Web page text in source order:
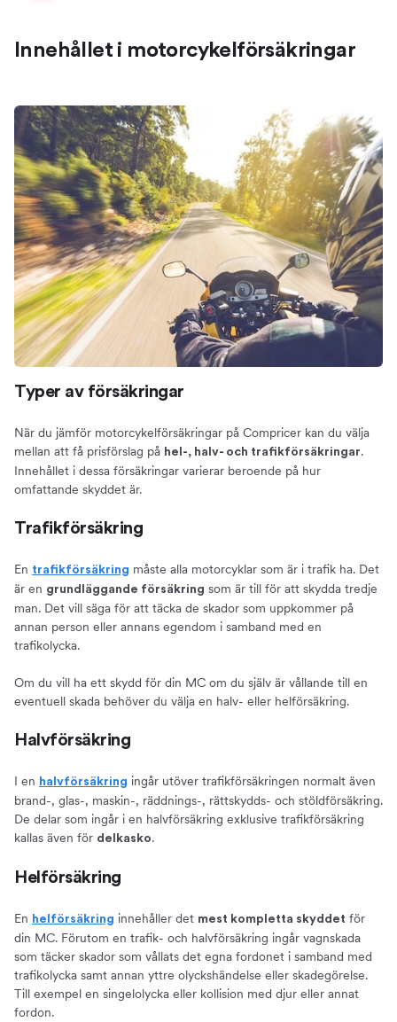
Innehållet i motorcykelförsäkringar
Typer av försäkringar
När du jämför motorcykelförsäkringar på Compricer kan du välja
mellan att få prisförslag på hel-, halv- och trafikförsäkringar.
Innehållet i dessa försäkringar varierar beroende på hur
omfattande skyddet är.
Trafikförsäkring
En trafikförsäkring måste alla motorcyklar som är i trafik ha. Det
är en grundläggande försäkring som är till för att skydda tredje
man. Det vill säga för att täcka de skador som uppkommer på
annan person eller annans egendom i samband med en
trafikolycka.
Om du vill ha ett skydd för din MC om du själv är vållande till en
eventuell skada behöver du välja en halv- eller helförsäkring.
Halvförsäkring
I en halvförsäkring ingår utöver trafikförsäkringen normalt även
brand-, glas-, maskin-, räddnings-, rättskydds- och stöldförsäkring.
De delar som ingår i en halvförsäkring exklusive trafikförsäkring
kallas även för delkasko.
Helförsäkring
En helförsäkring innehåller det mest kompletta skyddet för
din MC. Förutom en trafik- och halvförsäkring ingår vagnskada
som täcker skador som vållats det egna fordonet i samband med
trafikolycka samt annan yttre olyckshändelse eller skadegörelse.
Till exempel en singelolycka eller kollision med djur eller annat
fordon.